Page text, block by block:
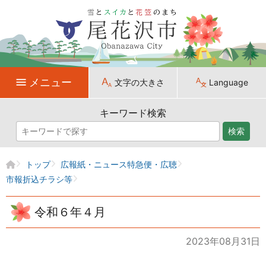
メニュー 文字の大きさ Language
キーワード検索
検索
トップ
広報紙・ニュース特急便・広聴
市報折込チラシ等
令和６年４月
2023年08月31日